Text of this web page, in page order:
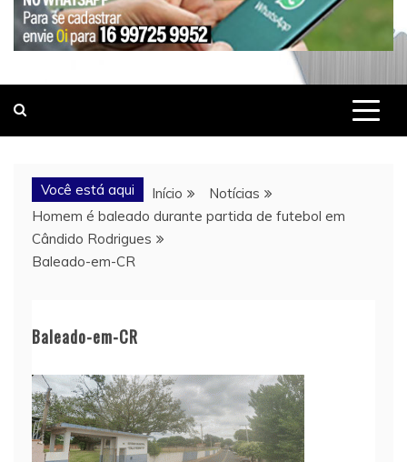
Você está aqui Início
Notícias
Homem é baleado durante partida de futebol em
Cândido Rodrigues
Baleado-em-CR
Baleado-em-CR